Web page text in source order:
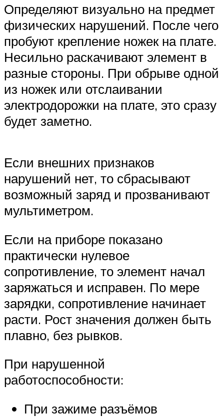
Определяют визуально на предмет
физических нарушений. После чего
пробуют крепление ножек на плате.
Несильно раскачивают элемент в
разные стороны. При обрыве одной
из ножек или отслаивании
электродорожки на плате, это сразу
будет заметно.
Если внешних признаков
нарушений нет, то сбрасывают
возможный заряд и прозванивают
мультиметром.
Если на приборе показано
практически нулевое
сопротивление, то элемент начал
заряжаться и исправен. По мере
зарядки, сопротивление начинает
расти. Рост значения должен быть
плавно, без рывков.
При нарушенной
работоспособности:
При зажиме разъёмов